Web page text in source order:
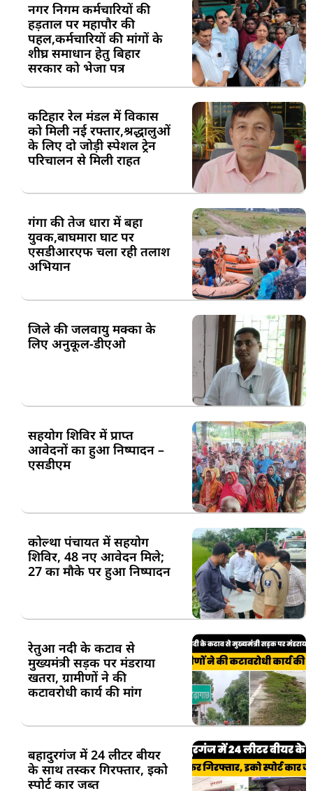
नगर निगम कर्मचारियों की
हड़ताल पर महापौर की
पहल,कर्मचारियों की मांगों के
शीघ्र समाधान हेतु बिहार
सरकार को भेजा पत्र
कटिहार रेल मंडल में विकास
को मिली नई रफ्तार,श्रद्धालुओं
के लिए दो जोड़ी स्पेशल ट्रेन
परिचालन से मिली राहत
गंगा की तेज धारा में बहा
युवक,बाघमारा घाट पर
एसडीआरएफ चला रही तलाश
अभियान
जिले की जलवायु मक्का के
लिए अनुकूल-डीएओ
सहयोग शिविर में प्राप्त
आवेदनों का हुआ निष्पादन –
एसडीएम
कोल्था पंचायत में सहयोग
शिविर, 48 नए आवेदन मिले;
27 का मौके पर हुआ निष्पादन
रेतुआ नदी के कटाव से
मुख्यमंत्री सड़क पर मंडराया
खतरा, ग्रामीणों ने की
कटावरोधी कार्य की मांग
बहादुरगंज में 24 लीटर बीयर
के साथ तस्कर गिरफ्तार, इको
स्पोर्ट कार जब्त